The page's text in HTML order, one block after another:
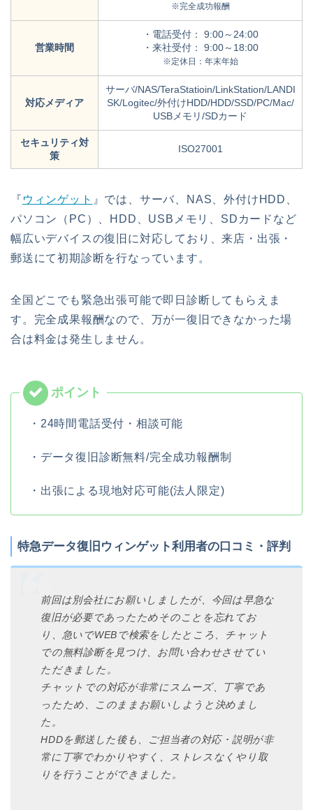
※完全成功報酬
営業時間
・電話受付： 9:00～24:00
・来社受付： 9:00～18:00
※定休日：年末年始
対応メディア
サーバ/NAS/TeraStatioin/LinkStation/LANDI
SK/Logitec/外付けHDD/HDD/SSD/PC/Mac/
USBメモリ/SDカード
セキュリティ対
策
ISO27001
『 ウィンゲット 』では、サーバ、NAS、外付けHDD、
パソコン（PC）、HDD、USBメモリ、SDカードなど
幅広いデバイスの復旧に対応しており、来店・出張・
郵送にて初期診断を行なっています。
全国どこでも緊急出張可能で即日診断してもらえま
す。完全成果報酬なので、万が一復旧できなかった場
合は料金は発生しません。
・24時間電話受付・相談可能
・データ復旧診断無料/完全成功報酬制
・出張による現地対応可能(法人限定)
特急データ復旧ウィンゲット利用者の口コミ・評判
前回は別会社にお願いしましたが、今回は早急な
復旧が必要であったためそのことを忘れてお
り、急いでWEBで検索をしたところ、チャット
での無料診断を見つけ、お問い合わせさせてい
ただきました。
チャットでの対応が非常にスムーズ、丁寧であ
ったため、このままお願いしようと決めまし
た。
HDDを郵送した後も、ご担当者の対応・説明が非
常に丁寧でわかりやすく、ストレスなくやり取
りを行うことができました。